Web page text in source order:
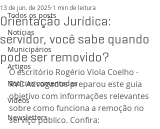
Todos os posts
Notícias
Municipários
Artigos
Notícias comentadas
Vídeos
Newsletters
Orientação Jurídica:
servidor, você sabe quando
pode ser removido?
13 de jun. de 2025 1 min de leitura
O escritório Rogério Viola Coelho -
RVC Advogados preparou este guia
objetivo com informações relevantes
sobre como funciona a remoção no
serviço público. Confira: